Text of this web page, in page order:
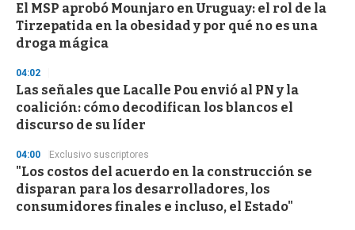
El MSP aprobó Mounjaro en Uruguay: el rol de la
Tirzepatida en la obesidad y por qué no es una
droga mágica
04:02
Las señales que Lacalle Pou envió al PN y la
coalición: cómo decodifican los blancos el
discurso de su líder
04:00 Exclusivo suscriptores
"Los costos del acuerdo en la construcción se
disparan para los desarrolladores, los
consumidores finales e incluso, el Estado"